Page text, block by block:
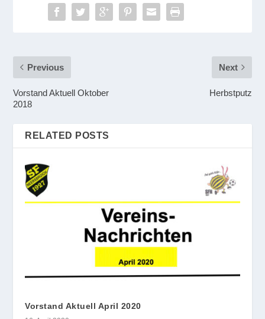
Previous
Vorstand Aktuell Oktober
2018
Next
Herbstputz
RELATED POSTS
Vorstand Aktuell April 2020